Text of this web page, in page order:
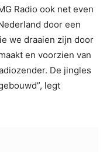
Radio ook net even
door een
we draaien zijn door
en voorzien van
De jingles
legt